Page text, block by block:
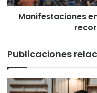
n
r
a
s
p
a
e
s
e
n
Manifestaciones
Publicaciones